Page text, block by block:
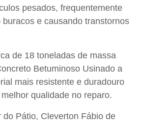
pesados, frequentemente
e causando transtornos
de 18 toneladas de massa
Betuminoso Usinado a
mais resistente e duradouro
qualidade no reparo.
do Pátio, Cleverton Fábio de